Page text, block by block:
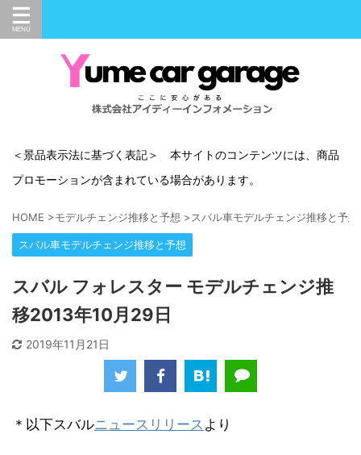
＜景品表示法に基づく表記＞ 本サイトのコンテンツには、商品
プロモーションが含まれている場合があります。
HOME >モデルチェンジ推移と予想 >スバル車モデルチェンジ推移と予想
スバル車モデルチェンジ推移と予想
スバル フォレスター モデルチェンジ推
移2013年10月29日
2019年11月21日
＊以下スバルニュースリリース より